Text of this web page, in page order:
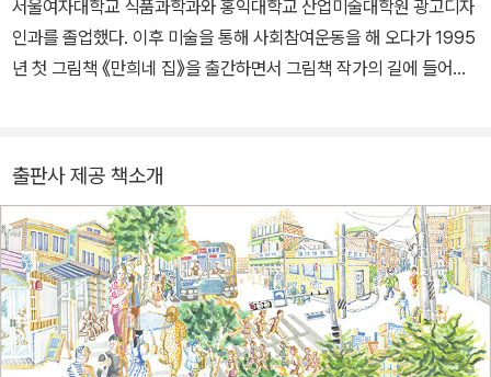
니』가 피해자의 이야기를 다루었다면, 『용맹호』는 가해자이면서 피
해자인 복합적인 인물을 그린다. 그리고 숨은 가해자가 누구일지, 질
서울여자대학교 식품과학과와 홍익대학교 산업미술대학원 광고디자
인과를 졸업했다. 이후 미술을 통해 사회참여운동을 해 오다가 1995
년 첫 그림책 《만희네 집》을 출간하면서 그림책 작가의 길에 들어섰
했으며, 민주인권기념관 개관을 위한 ‘민주인권그림책’ 프로젝트 총
괄 감독을 맡았다. 대표작으로 《시리동동 거미동동》, 《고양이는 나만
따라 해》, 《일과 도구》, 《나무 도장》, 《용맹호》, 《행복한 붕붕어》 등
이 있고, 에세이 《나의 작은 화판》을 썼다. blog.naver.com/autho
rhp
출판사 제공 책소개